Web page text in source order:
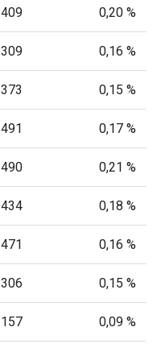
409 0,20 %
309 0,16 %
373 0,15 %
491 0,17 %
490 0,21 %
434 0,18 %
471 0,16 %
306 0,15 %
157 0,09 %